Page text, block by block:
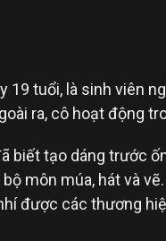
19 tuổi, là sinh viên
ra, cô hoạt động